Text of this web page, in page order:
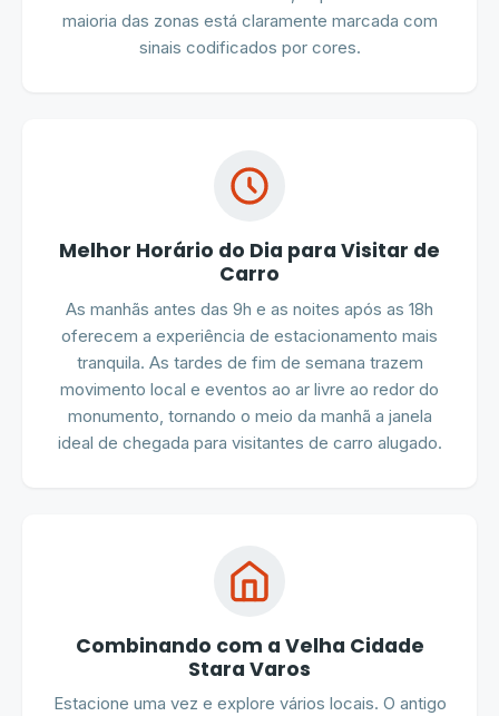
maioria das zonas está claramente marcada com
sinais codificados por cores.
Melhor Horário do Dia para Visitar de
Carro
As manhãs antes das 9h e as noites após as 18h
oferecem a experiência de estacionamento mais
tranquila. As tardes de fim de semana trazem
movimento local e eventos ao ar livre ao redor do
monumento, tornando o meio da manhã a janela
ideal de chegada para visitantes de carro alugado.
Combinando com a Velha Cidade
Stara Varos
Estacione uma vez e explore vários locais. O antigo